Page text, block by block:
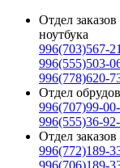
Отдел
ноутбука
996(703)567-
996(555)503-
996(778)620-
Отдел
996(707)99-
996(555)36-
Отдел
996(772)189-
996(706)189-